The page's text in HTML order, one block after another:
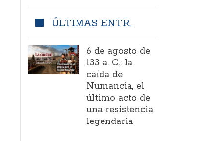
ÚLTIMAS ENTRADAS
6 de agosto de
133 a. C.: la
caída de
Numancia, el
último acto de
una resistencia
legendaria